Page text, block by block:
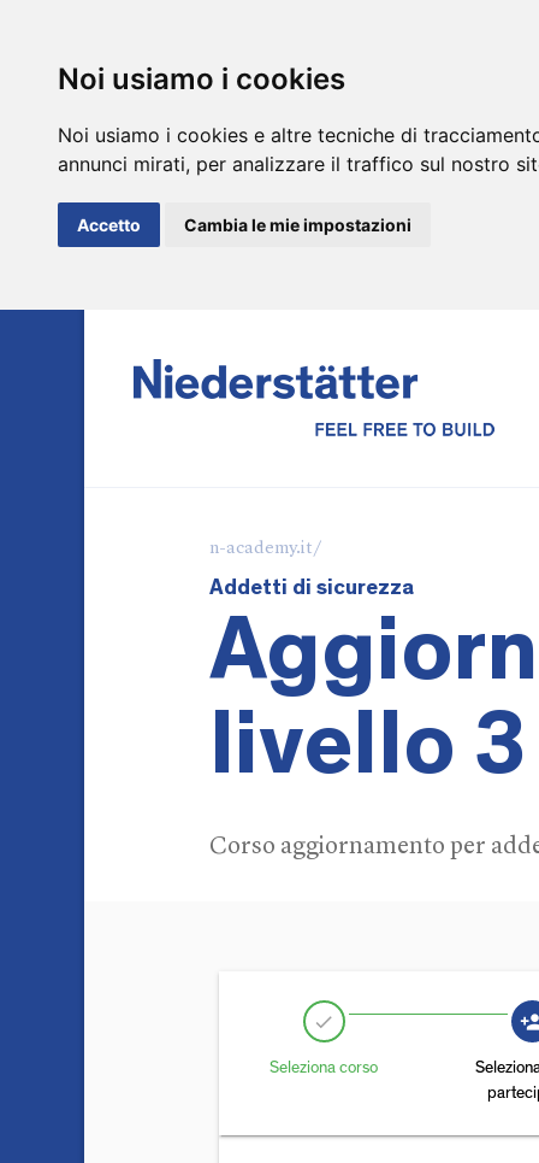
Noi usiamo i cookies
Noi usiamo i cookies e altre tecniche di
annunci mirati, per analizzare il traffico sul nostro
Accetto Cambia le mie impostazioni
Addetti di sicurezza
livello
Corso aggiornamento per
n-academy.it/
check
Seleziona corso